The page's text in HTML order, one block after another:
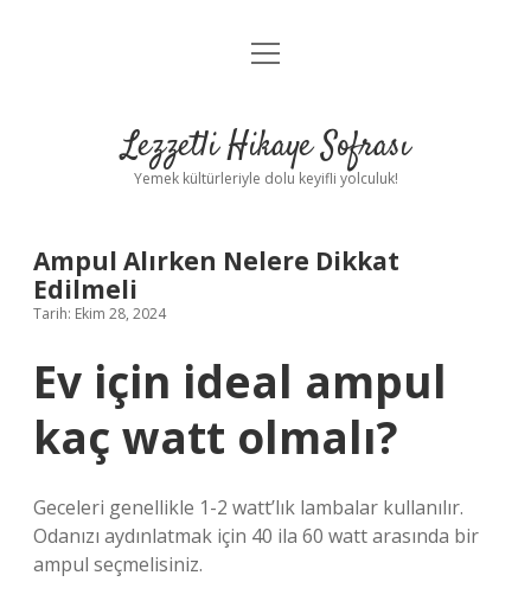
Anasayfa
Yasal Uyarı
menüyü
Lezzetli Hikaye Sofrası
Yemek kültürleriyle dolu keyifli yolculuk!
Ampul Alırken Nelere Dikkat
Edilmeli
Tarih: Ekim 28, 2024
Ev için ideal ampul
kaç watt olmalı?
Geceleri genellikle 1-2 watt’lık lambalar kullanılır.
Odanızı aydınlatmak için 40 ila 60 watt arasında bir
ampul seçmelisiniz.